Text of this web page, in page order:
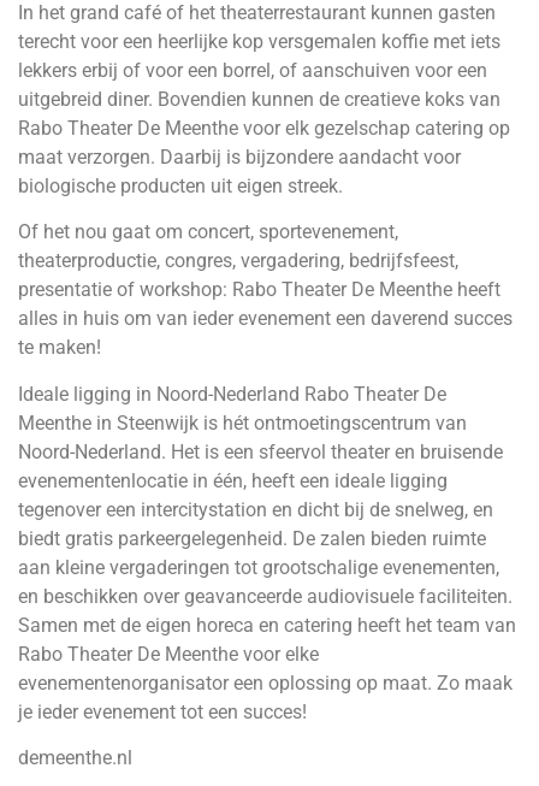
In het grand café of het theaterrestaurant kunnen gasten
terecht voor een heerlijke kop versgemalen koffie met iets
lekkers erbij of voor een borrel, of aanschuiven voor een
uitgebreid diner. Bovendien kunnen de creatieve koks van
Rabo Theater De Meenthe voor elk gezelschap catering op
maat verzorgen. Daarbij is bijzondere aandacht voor
biologische producten uit eigen streek.
Of het nou gaat om concert, sportevenement,
theaterproductie, congres, vergadering, bedrijfsfeest,
presentatie of workshop: Rabo Theater De Meenthe heeft
alles in huis om van ieder evenement een daverend succes
te maken!
Ideale ligging in Noord-Nederland Rabo Theater De
Meenthe in Steenwijk is hét ontmoetingscentrum van
Noord-Nederland. Het is een sfeervol theater en bruisende
evenementenlocatie in één, heeft een ideale ligging
tegenover een intercitystation en dicht bij de snelweg, en
biedt gratis parkeergelegenheid. De zalen bieden ruimte
aan kleine vergaderingen tot grootschalige evenementen,
en beschikken over geavanceerde audiovisuele faciliteiten.
Samen met de eigen horeca en catering heeft het team van
Rabo Theater De Meenthe voor elke
evenementenorganisator een oplossing op maat. Zo maak
je ieder evenement tot een succes!
demeenthe.nl